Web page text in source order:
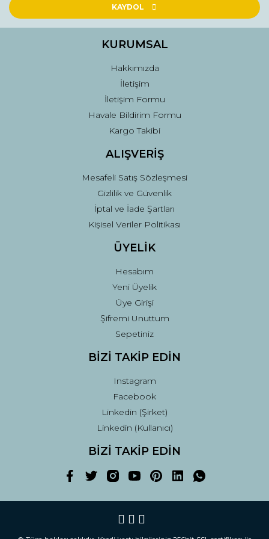
Ürün açıklamasında eksik bilgiler bulunuyor.
Ürün fiyatı diğer sitelerden daha pahalı.
Gönder
KAYDOL
KURUMSAL
Hakkımızda
İletişim
İletişim Formu
Havale Bildirim Formu
Kargo Takibi
ALIŞVERİŞ
Mesafeli Satış Sözleşmesi
Gizlilik ve Güvenlik
İptal ve İade Şartları
Kişisel Veriler Politikası
ÜYELİK
Hesabım
Yeni Üyelik
Üye Girişi
Şifremi Unuttum
Sepetiniz
BİZİ TAKİP EDİN
Instagram
Facebook
Linkedin (Şirket)
Linkedin (Kullanıcı)
BİZİ TAKİP EDİN